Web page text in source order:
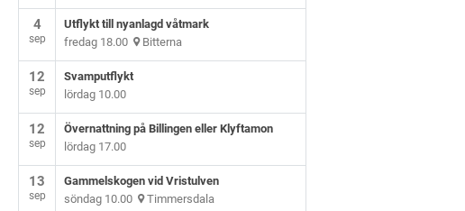
4
sep
Utflykt till nyanlagd våtmark
fredag 18.00 Bitterna
12
sep
Svamputflykt
lördag 10.00
12
sep
Övernattning på Billingen eller Klyftamon
lördag 17.00
13
sep
Gammelskogen vid Vristulven
söndag 10.00 Timmersdala